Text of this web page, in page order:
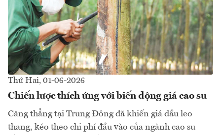
Thứ Hai, 01-06-2026
Chiến lược thích ứng với biến động giá cao su
Căng thẳng tại Trung Đông đã khiến giá dầu leo
thang, kéo theo chi phí đầu vào của ngành cao su